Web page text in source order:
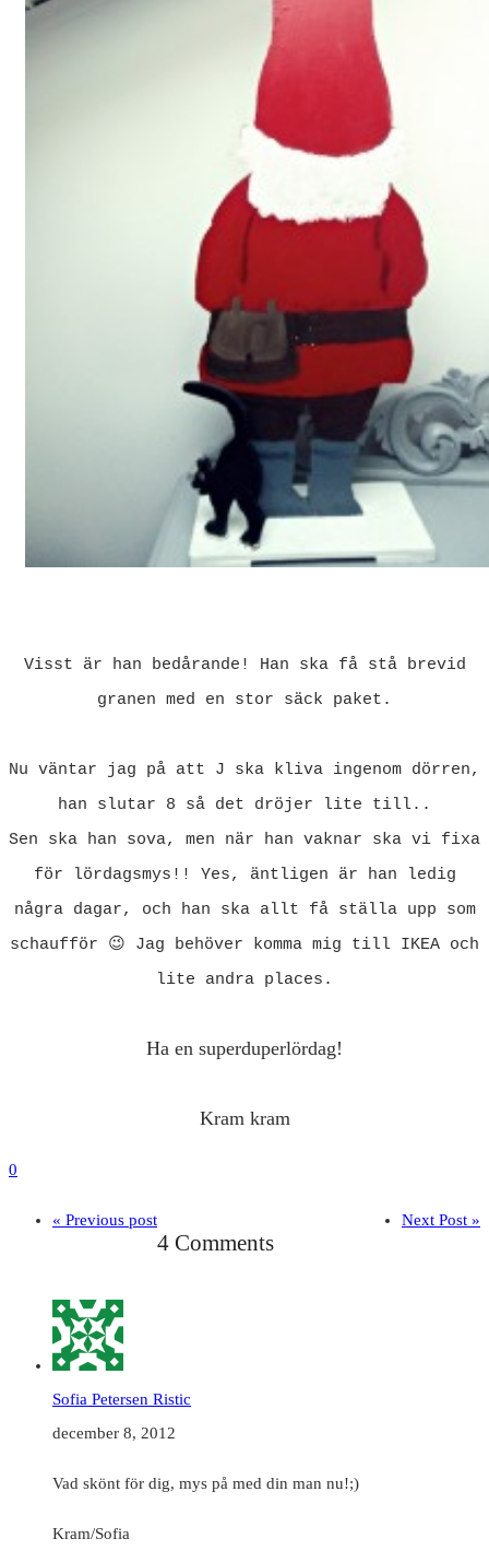
Visst är han bedårande! Han ska få stå brevid
granen med en stor säck paket.
Nu väntar jag på att J ska kliva ingenom dörren,
han slutar 8 så det dröjer lite till..
Sen ska han sova, men när han vaknar ska vi fixa
för lördagsmys!! Yes, äntligen är han ledig
några dagar, och han ska allt få ställa upp som
schaufför 😉 Jag behöver komma mig till IKEA och
lite andra places.
Ha en superduperlördag!
Kram kram
0
« Previous post Next Post »
4 Comments
Sofia Petersen Ristic
december 8, 2012
Vad skönt för dig, mys på med din man nu!;)
Kram/Sofia